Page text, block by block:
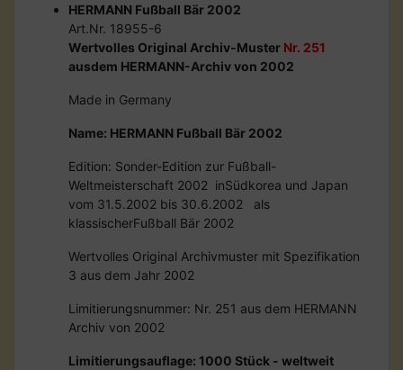
HERMANN Fußball Bär 2002
Art.Nr. 18955-6
Wertvolles Original Archiv-Muster Nr. 251
ausdem HERMANN-Archiv von 2002
Made in Germany
Name: HERMANN Fußball Bär 2002
Edition: Sonder-Edition zur Fußball-
Weltmeisterschaft 2002 inSüdkorea und Japan
vom 31.5.2002 bis 30.6.2002 als
klassischerFußball Bär 2002
Wertvolles Original Archivmuster mit Spezifikation
3 aus dem Jahr 2002
Limitierungsnummer: Nr. 251 aus dem HERMANN
Archiv von 2002
Limitierungsauflage: 1000 Stück - weltweit